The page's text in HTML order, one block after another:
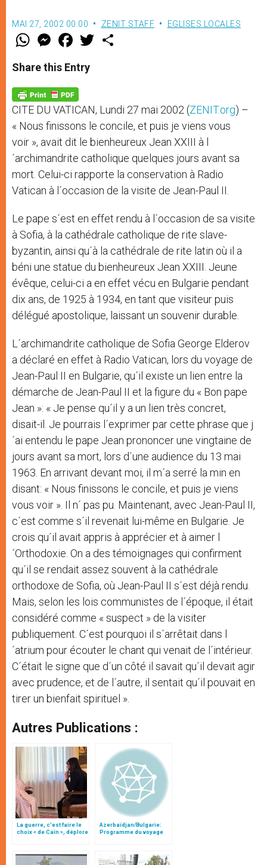
MAI 27, 2002 00:00 ZENIT STAFF EGLISES LOCALES
W
t
s
p
p
M
e
s
e
g
e
r
F
a
e
b
o
k
w
Share this Entry
CITE DU VATICAN, Lundi 27 mai 2002 (ZENIT.org) –
« Nous finissons le concile, et puis je viens vous
voir », avait dit le bienheureux Jean XXIII à l
´archimandrite catholique quelques jours avant sa
mort. Celui-ci rapporte la conservation à Radio
Vatican à l´occasion de la visite de Jean-Paul II.
Le pape s´est en effet rendu à l´occasion de sa visite
à Sofia, à la cathédrale catholique de rite slave-
byzantin, ainsi qu´à la cathédrale de rite latin où il a
béni une statue du bienheureux Jean XXIII. Jeune
évêque, celui-ci a en effet vécu en Bulgarie pendant
dix ans, de 1925 à 1934, en tant que visiteur puis
délégué apostolique, laissant un souvenir durable.
L´archimandrite catholique de Sofia George Elderov
a déclaré en effet à Radio Vatican, lors du voyage de
Jean-Paul II en Bulgarie, qu´il existe un lien entre la
démarche de Jean-Paul II et la figure du « Bon pape
Jean »: « Je pense qu´il y a un lien très concret,
disait-il. Je pourrais l´exprimer par cette phrase que j
´ai entendu le pape Jean prononcer une vingtaine de
jours avant sa mort, lors d´une audience du 13 mai
1963. En arrivant devant moi, il m´a serré la min en
disant: « Nous finissons le concile, et puis je viens
vous voir ». Il n´ pas pu. Maintenant, avec Jean-Paul II,
c´est comme s´il revenait lui-même en Bulgarie. Je
crois qu´il avait appris à apprécier et à aimer l
´Orthodoxie. On a des témoignages qui confirment
qu´il se rendait assez souvent à la cathédrale
orthodoxe de Sofia, où Jean-Paul II s´est déjà rendu.
Mais, selon les lois communistes de l´époque, il était
considéré comme « suspect » de la visiter
publiquement. C´est pourquoi il s´arrêtait dans l
´atrium pour écouter le chant qui venait de l´intérieur.
C´était le signe que d´un côté il savait qu´il devait agir
avec prudence, et de l´autre, il sentait qu´il pouvait en
tirer un bienfait spirituel ».
Autres Publications :
La guerre, c’est faire le
choix « de Caïn », déplore
Azerbaïdjan/Bulgarie:
Programme du voyage